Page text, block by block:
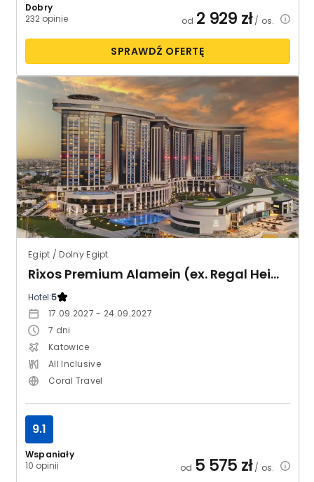
Dobry
232 opinie
od 2 929 zł/ os.
SPRAWDŹ OFERTĘ
Egipt / Dolny Egipt
Rixos Premium Alamein (ex. Regal Heights)
Hotel:5
17.09.2027 - 24.09.2027
7 dni
Katowice
All Inclusive
Coral Travel
Wspaniały
10 opinii
9.1
od 5 575 zł/ os.